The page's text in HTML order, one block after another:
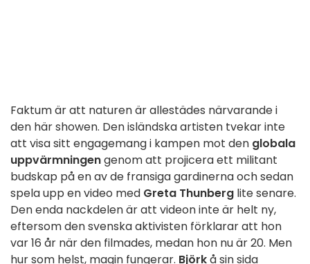
Faktum är att naturen är allestädes närvarande i
den här showen. Den isländska artisten tvekar inte
att visa sitt engagemang i kampen mot den globala
uppvärmningengenom att projicera ett militant
budskap på en av de fransiga gardinerna och sedan
spela upp en video med Greta Thunberg lite senare.
Den enda nackdelen är att videon inte är helt ny,
eftersom den svenska aktivisten förklarar att hon
var 16 år när den filmades, medan hon nu är 20. Men
hur som helst, magin fungerar. Björkå sin sida